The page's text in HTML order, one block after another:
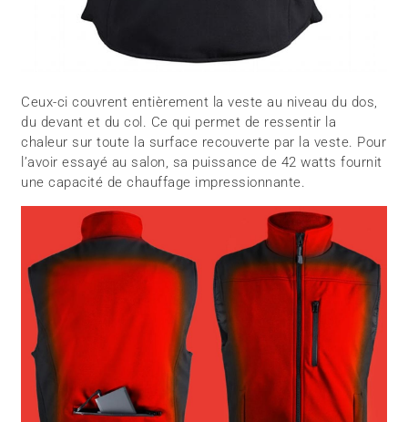
Ceux-ci couvrent entièrement la veste au niveau du dos,
du devant et du col. Ce qui permet de ressentir la
chaleur sur toute la surface recouverte par la veste. Pour
l’avoir essayé au salon, sa puissance de 42 watts fournit
une capacité de chauffage impressionnante.